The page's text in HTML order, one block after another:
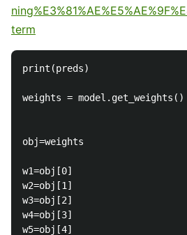
term
print(preds)
weights = model.get_weights()
w1=obj[0]
w2=obj[1]
w3=obj[2]
w4=obj[3]
w5=obj[4]